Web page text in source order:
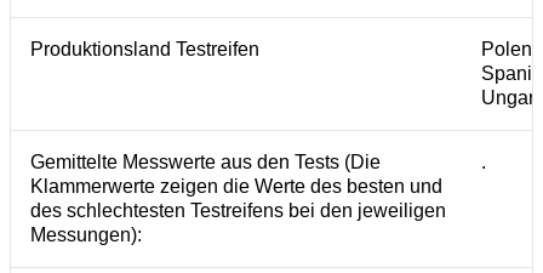
Produktionsland Testreifen
Polen,
Gemittelte Messwerte aus den Tests (Die
Klammerwerte zeigen die Werte des besten und
des schlechtesten Testreifens bei den jeweiligen
Messungen):
.